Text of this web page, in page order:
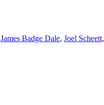
James Badge Dale, Joel Scheett,